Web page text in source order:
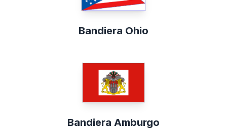
Bandiera Ohio
Bandiera Amburgo